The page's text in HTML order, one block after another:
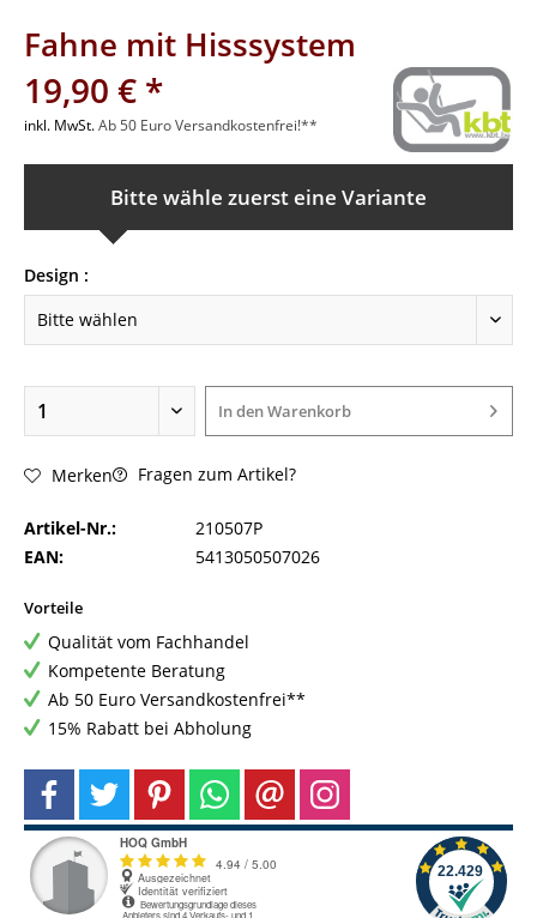
Fahne mit Hisssystem
19,90 € *
inkl. MwSt.Ab 50 Euro Versandkostenfrei!**
Bitte wähle zuerst eine Variante
Design :
In denWarenkorb
Merken Fragen zum Artikel?
Artikel-Nr.:
210507P
EAN:
5413050507026
Vorteile
Qualität vom Fachhandel
Kompetente Beratung
Ab 50 Euro Versandkostenfrei**
15% Rabatt bei Abholung